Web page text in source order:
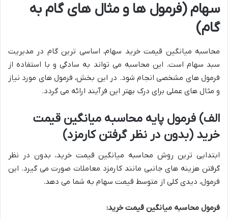
سهام (فرمول ها و مثال های گام به
گام)
محاسبه میانگین قیمت خرید سهام، اساسی ترین گام در مدیریت
سبد سهام است. این محاسبه می تواند به سادگی و با استفاده از
فرمول های مشخصی انجام شود. در این بخش، فرمول های مورد نیاز
و مثال های عملی برای درک بهتر این فرآیند ارائه می گردد.
الف) فرمول پایه محاسبه میانگین قیمت
خرید (بدون در نظر گرفتن کارمزد)
ابتدایی ترین روش محاسبه میانگین قیمت خرید، بدون در نظر
گرفتن هزینه های جانبی مانند کارمزد معاملات صورت می گیرد. این
فرمول، دیدی کلی از متوسط قیمت سهام به شما می دهد.
فرمول محاسبه میانگین قیمت خرید: